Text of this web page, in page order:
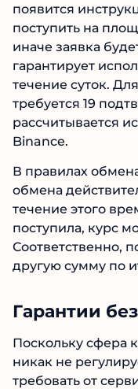
появится
поступить на
иначе заявка
гарантирует
течение суток.
требуется 19
рассчитывается
Binance.
В правилах
обмена
течение этого
поступила, курс
Соответственно,
другую сумму по
Гарантии
Поскольку сфера
никак не
требовать от